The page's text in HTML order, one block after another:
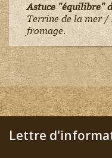
Astuce "équilibre"
Terrine de la mer
fromage.
Lettre